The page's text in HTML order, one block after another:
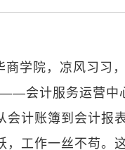
学院，凉风习习
会计服务运营中
会计账簿到会计
，工作一丝不苟。